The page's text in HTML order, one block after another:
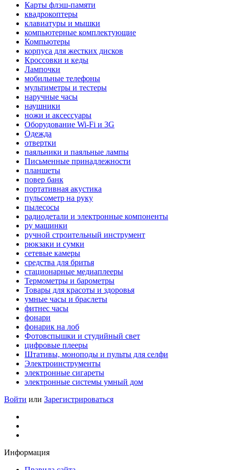
Карты флэш-памяти
квадрокоптеры
клавиатуры и мышки
компьютерные комплектующие
Компьютеры
корпуса для жестких дисков
Кроссовки и кеды
Лампочки
мобильные телефоны
мультиметры и тестеры
наручные часы
наушники
ножи и аксессуары
Оборудование Wi-Fi и 3G
Одежда
отвертки
паяльники и паяльные лампы
Письменные принадлежности
планшеты
повер банк
портативная акустика
пульсометр на руку
пылесосы
радиодетали и электронные компоненты
ру машинки
ручной строительный инструмент
рюкзаки и сумки
сетевые камеры
средства для бритья
стационарные медиаплееры
Термометры и барометры
Товары для красоты и здоровья
умные часы и браслеты
фитнес часы
фонари
фонарик на лоб
Фотовспышки и студийный свет
цифровые плееры
Штативы, моноподы и пульты для селфи
Электроинструменты
электронные сигареты
электронные системы умный дом
Войти или Зарегистрироваться
Информация